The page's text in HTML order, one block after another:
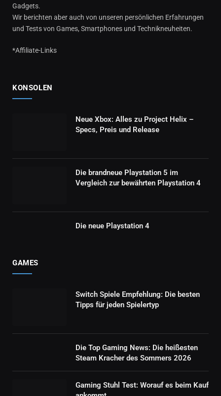
Gadgets.
Wir berichten aber auch von unseren persönlichen Erfahrungen
und Tests von Games, Smartphones und Technikneuheiten.
*Affiliate-Links
KONSOLEN
Neue Xbox: Alles zu Project Helix –
Specs, Preis und Release
Die brandneue Playstation 5 im
Vergleich zur bewährten Playstation 4
Die neue Playstation 4
GAMES
Switch Spiele Empfehlung: Die besten
Tipps für jeden Spielertyp
Die Top Gaming News: Die heißesten
Steam Kracher des Sommers 2026
Gaming Stuhl Test: Worauf es beim Kauf